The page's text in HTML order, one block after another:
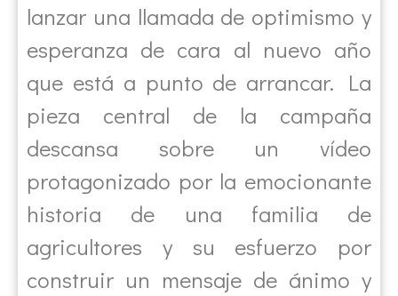
lanzar una llamada de optimismo y
esperanza de cara al nuevo año
que está a punto de arrancar. La
pieza central de la campaña
descansa sobre un vídeo
protagonizado por la emocionante
historia de una familia de
agricultores y su esfuerzo por
construir un mensaje de ánimo y